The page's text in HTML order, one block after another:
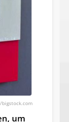
bigstock.com
um